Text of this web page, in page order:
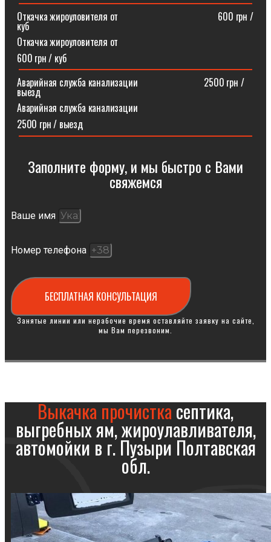
Откачка жироуловителя от⠀⠀⠀⠀⠀⠀⠀⠀⠀⠀⠀⠀⠀⠀600 грн /
куб
Откачка жироуловителя от
600 грн / куб
Аварийная служба канализации ⠀⠀⠀⠀⠀⠀⠀⠀⠀2500 грн /
выезд
Аварийная служба канализации
2500 грн / выезд
Заполните форму, и мы быстро с Вами
свяжемся​
Ваше имя
Номер телефона
БЕСПЛАТНАЯ КОНСУЛЬТАЦИЯ
Занятые линии или нерабочие время оставляйте заявку на сайте,
мы Вам перезвоним.
Выкачка прочисткасептика,
выгребных ям, жироулавливателя,
автомойки в г. Пузыри Полтавская
обл.